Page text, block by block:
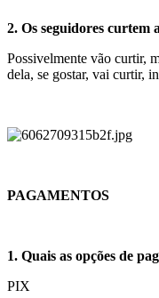
2. Os seguidores curtem
Possivelmente vão curtir,
dela, se gostar, vai curtir,
PAGAMENTOS
1. Quais as opções de
PIX